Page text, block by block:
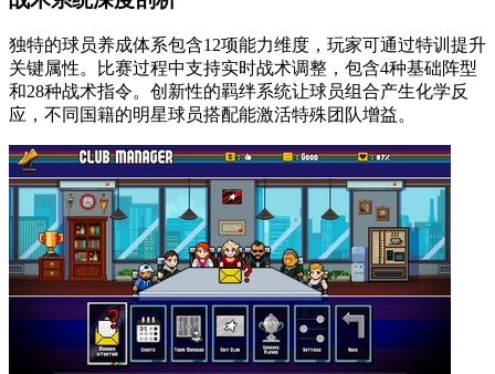
独特的球员养成体系包含12项能力维度，玩家可通过特训提升
关键属性。比赛过程中支持实时战术调整，包含4种基础阵型
和28种战术指令。创新性的羁绊系统让球员组合产生化学反
应，不同国籍的明星球员搭配能激活特殊团队增益。